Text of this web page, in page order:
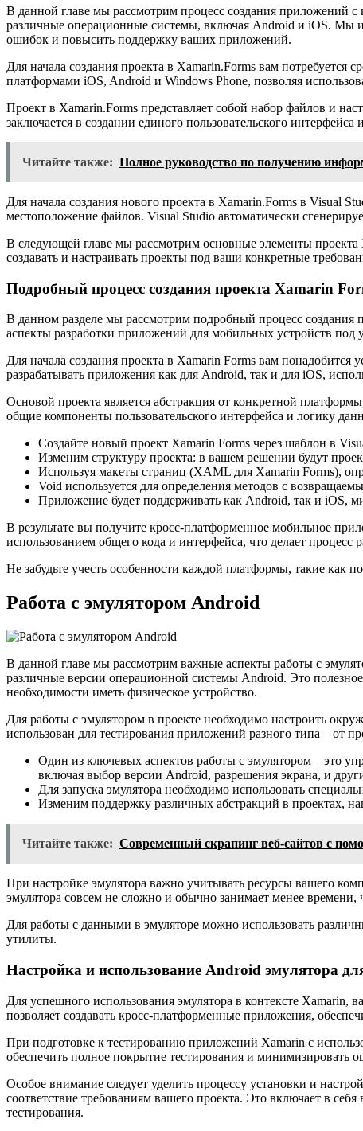
В данной главе мы рассмотрим процесс создания приложений
различные операционные системы, включая Android и iOS. Мы
ошибок и повысить поддержку ваших приложений.
Для начала создания проекта в Xamarin.Forms вам
платформами iOS, Android и Windows Phone, позволяя
Проект в Xamarin.Forms представляет собой набор файлов и
заключается в создании единого пользовательского
Читайте также: Полное руководство по получению
Для начала создания нового проекта в Xamarin.Forms в Visual
местоположение файлов. Visual Studio автоматически
В следующей главе мы рассмотрим основные элементы
создавать и настраивать проекты под ваши конкретные
Подробный процесс создания проекта Xamarin
В данном разделе мы рассмотрим подробный процесс создания
аспекты разработки приложений для мобильных устройств
Для начала создания проекта в Xamarin Forms вам понадобится
разрабатывать приложения как для Android, так и для iOS,
Основой проекта является абстракция от конкретной
общие компоненты пользовательского интерфейса и логику
Создайте новый проект Xamarin Forms через шаблон в
Изменим структуру проекта: в вашем решении будут
Используя макеты страниц (XAML для Xamarin Forms),
Void используется для определения методов с
Приложение будет поддерживать как Android, так и iOS,
В результате вы получите кросс-платформенное мобильное
использованием общего кода и интерфейса, что делает процесс
Не забудьте учесть особенности каждой платформы, такие
Работа с эмулятором Android
В данной главе мы рассмотрим важные аспекты работы с
различные версии операционной системы Android. Это
необходимости иметь физическое устройство.
Для работы с эмулятором в проекте необходимо настроить
использован для тестирования приложений разного типа – от
Один из ключевых аспектов работы с эмулятором – это
включая выбор версии Android, разрешения экрана, и
Для запуска эмулятора необходимо использовать
Изменим поддержку различных абстракций в проектах,
Читайте также: Современный скрапинг веб-сайтов с
При настройке эмулятора важно учитывать ресурсы вашего
эмулятора совсем не сложно и обычно занимает менее времени,
Для работы с данными в эмуляторе можно использовать
утилиты.
Настройка и использование Android эмулятора
Для успешного использования эмулятора в контексте Xamarin,
позволяет создавать кросс-платформенные приложения,
При подготовке к тестированию приложений Xamarin с
обеспечить полное покрытие тестирования и
Особое внимание следует уделить процессу установки и
соответствие требованиям вашего проекта. Это включает в
тестирования.